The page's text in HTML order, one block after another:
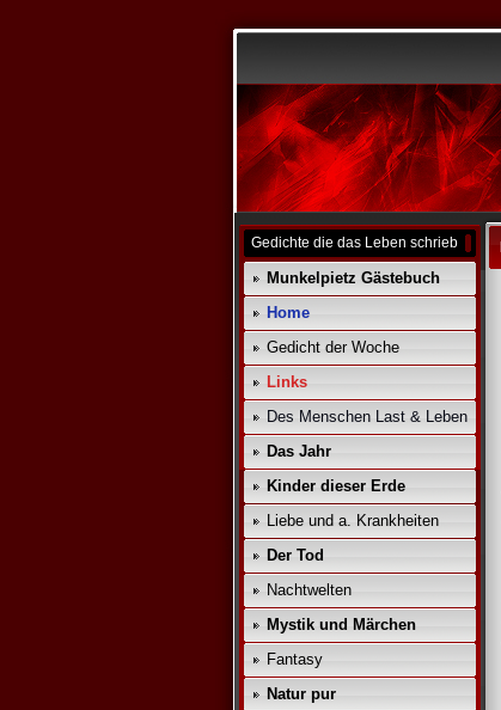
Gedichte die das Leben schrieb
Munkelpietz Gästebuch
Home
Gedicht der Woche
Links
Des Menschen Last & Leben
Das Jahr
Kinder dieser Erde
Liebe und a. Krankheiten
Der Tod
Nachtwelten
Mystik und Märchen
Fantasy
Natur pur